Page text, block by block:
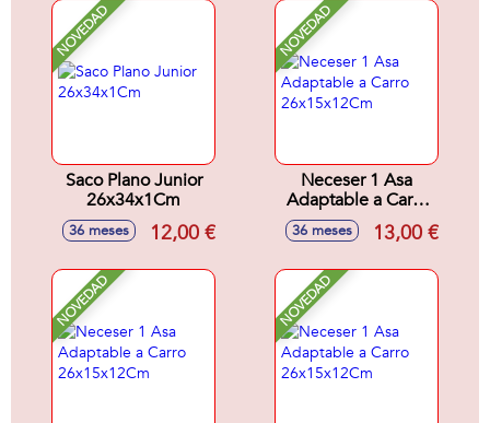
NOVEDAD
Saco Plano Junior
26x34x1Cm
36 meses 12,00 €
NOVEDAD
Neceser 1 Asa
Adaptable a Carro
26x15x12Cm
36 meses 13,00 €
NOVEDAD NOVEDAD